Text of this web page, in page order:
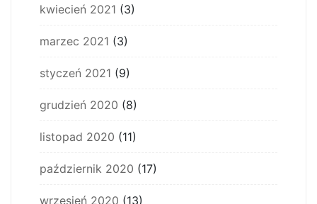
kwiecień 2021 (3)
marzec 2021 (3)
styczeń 2021 (9)
grudzień 2020 (8)
listopad 2020 (11)
październik 2020 (17)
wrzesień 2020 (13)